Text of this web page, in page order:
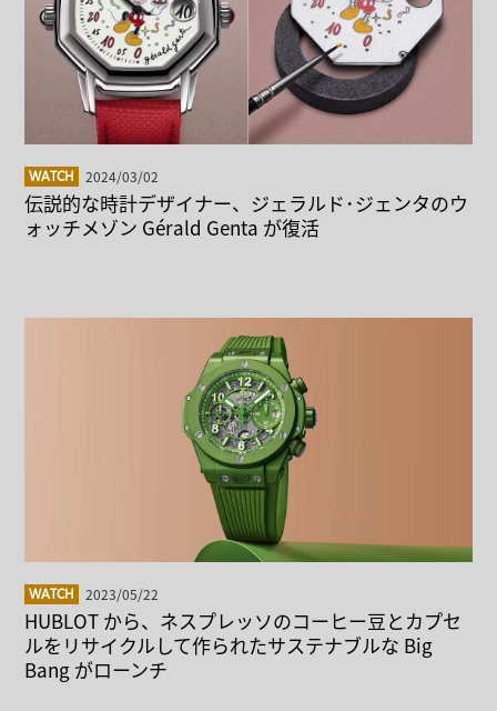
WATCH 2024/03/02
伝説的な時計デザイナー、ジェラルド･ジェンタのウ
ォッチメゾン Gérald Genta が復活
WATCH 2023/05/22
HUBLOT から、ネスプレッソのコーヒー豆とカプセ
ルをリサイクルして作られたサステナブルな Big
Bang がローンチ